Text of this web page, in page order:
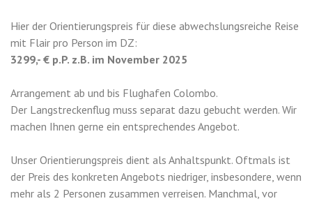
Hier der Orientierungspreis für diese abwechslungsreiche Reise
mit Flair pro Person im DZ:
3299,- € p.P. z.B. im November 2025
Arrangement ab und bis Flughafen Colombo.
Der Langstreckenflug muss separat dazu gebucht werden. Wir
machen Ihnen gerne ein entsprechendes Angebot.
Unser Orientierungspreis dient als Anhaltspunkt. Oftmals ist
der Preis des konkreten Angebots niedriger, insbesondere, wenn
mehr als 2 Personen zusammen verreisen. Manchmal, vor